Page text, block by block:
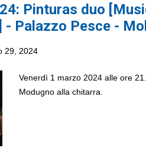
Pinturas duo
- Palazzo Pesce -
29, 2024
Venerdì 1 marzo 2024 alle ore
Modugno alla chitarra.